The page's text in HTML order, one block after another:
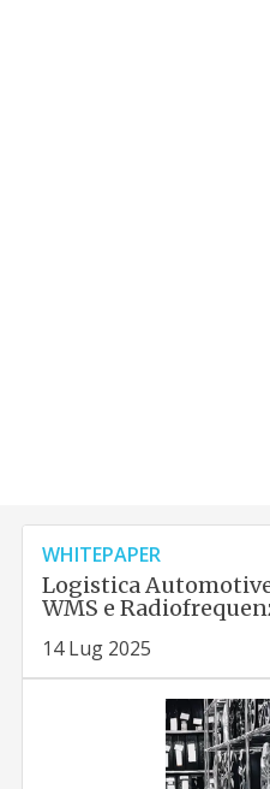
WHITEPAPER
Logistica
WMS e
14 Lug 2025